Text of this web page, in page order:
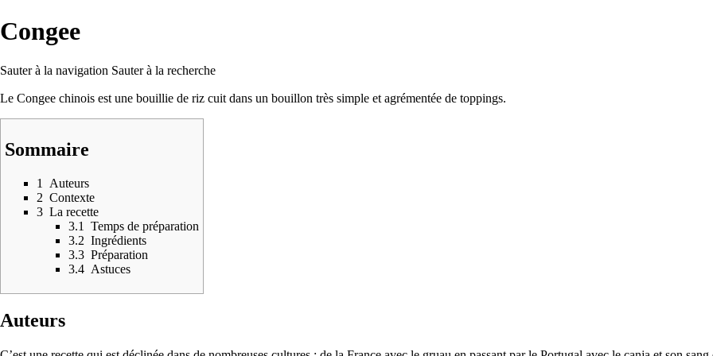
Congee
Sauter à la navigation Sauter à la recherche
Le Congee chinois est une bouillie de riz cuit dans un bouillon très simple et agrémentée de toppings.
Sommaire
1
Auteurs
2 Contexte
3 La recette
3.1
Temps de préparation
3.2 Ingrédients
3.3 Préparation
3.4 Astuces
Auteurs